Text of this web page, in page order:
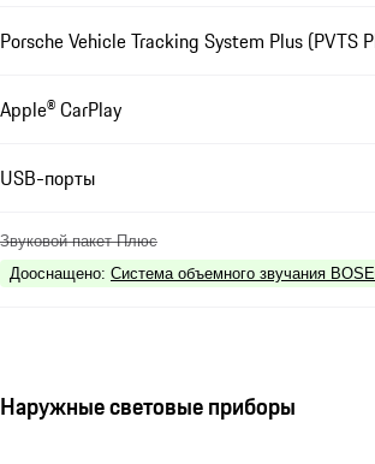
Porsche Vehicle Tracking System Plus (PVTS
Apple® CarPlay
USB-порты
Звуковой пакет Плюс
Дооснащено: Система объемного звучания
Наружные световые приборы